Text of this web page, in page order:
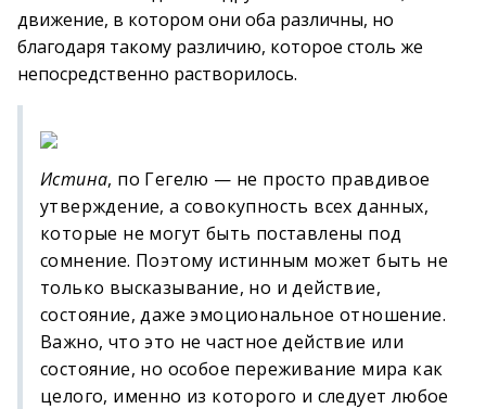
движение, в котором они оба различны, но
благодаря такому различию, которое столь же
непосредственно растворилось.
Истина, по Гегелю — не просто правдивое
утверждение, а совокупность всех данных,
которые не могут быть поставлены под
сомнение. Поэтому истинным может быть не
только высказывание, но и действие,
состояние, даже эмоциональное отношение.
Важно, что это не частное действие или
состояние, но особое переживание мира как
целого, именно из которого и следует любое